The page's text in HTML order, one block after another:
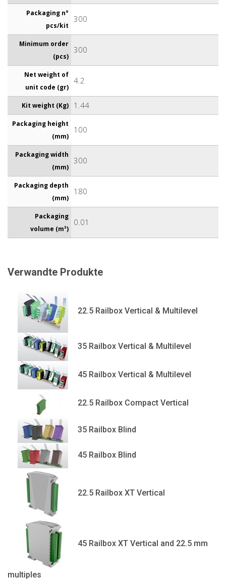
Packaging n°
pcs/kit
300
Minimum order
(pcs)
300
Net weight of
unit code (gr)
4.2
Kit weight (Kg) 1.44
Packaging height
(mm)
100
Packaging width
(mm)
300
Packaging depth
(mm)
180
Packaging
volume (m³)
0.01
Verwandte Produkte
22.5 Railbox Vertical & Multilevel
35 Railbox Vertical & Multilevel
45 Railbox Vertical & Multilevel
22.5 Railbox Compact Vertical
35 Railbox Blind
45 Railbox Blind
22.5 Railbox XT Vertical
45 Railbox XT Vertical and 22.5 mm
multiples